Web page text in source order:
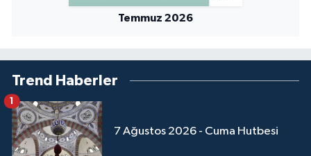
Temmuz 2026
Trend Haberler
7 Ağustos 2026 - Cuma Hutbesi
1